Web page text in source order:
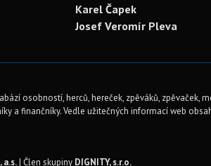
Karel Čapek
Josef Veromír Pleva
osobností, herců, hereček, zpěváků, zpěvaček,
a finančníky. Vedle užitečných informací web
a.s. | Člen skupiny DIGNITY, s.r.o.